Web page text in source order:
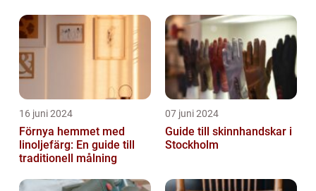
16 juni 2024
Förnya hemmet med
linoljefärg: En guide till
traditionell målning
07 juni 2024
Guide till skinnhandskar i
Stockholm